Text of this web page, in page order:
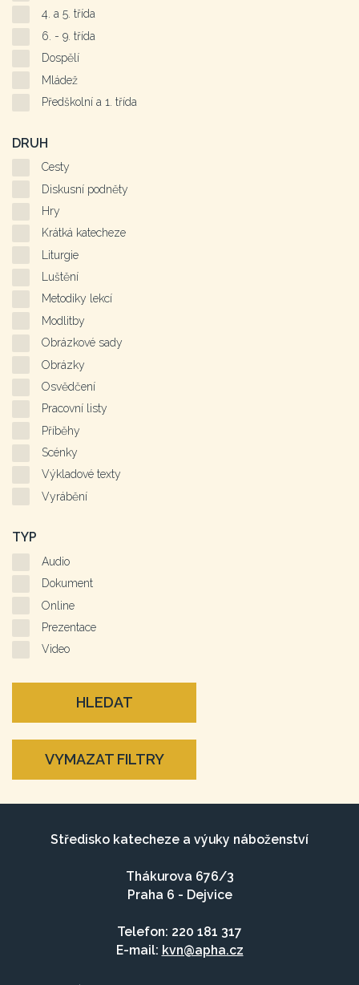
4. a 5. třída
6. - 9. třída
Dospělí
Mládež
Předškolní a 1. třída
DRUH
Cesty
Diskusní podněty
Hry
Krátká katecheze
Liturgie
Luštění
Metodiky lekcí
Modlitby
Obrázkové sady
Obrázky
Osvědčení
Pracovní listy
Příběhy
Scénky
Výkladové texty
Vyrábění
TYP
Audio
Dokument
Online
Prezentace
Video
HLEDAT
VYMAZAT FILTRY
Středisko katecheze a výuky náboženství
Thákurova 676/3
Praha 6 - Dejvice
Telefon: 220 181 317
E-mail: kvn@apha.cz